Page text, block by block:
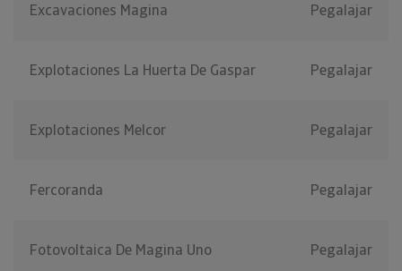
Excavaciones Magina Pegalajar
Explotaciones La Huerta De Gaspar Pegalajar
Explotaciones Melcor Pegalajar
Fercoranda Pegalajar
Fotovoltaica De Magina Uno Pegalajar